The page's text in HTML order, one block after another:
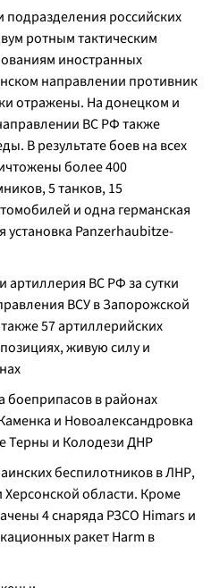
российских
ротным тактическим
иностранных
направлении противник
отражены. На донецком и
ВС РФ также
В результате боев на всех
более 400
5 танков, 15
и одна германская
установка Panzerhaubitze-
артиллерия ВС РФ за сутки
ВСУ в Запорожской
57 артиллерийских
живую силу и
боеприпасов в районах
и Новоалександровка
Терны и Колодези ДНР
беспилотников в ЛНР,
области. Кроме
4 снаряда РЗСО Himars и
ракет Harm в